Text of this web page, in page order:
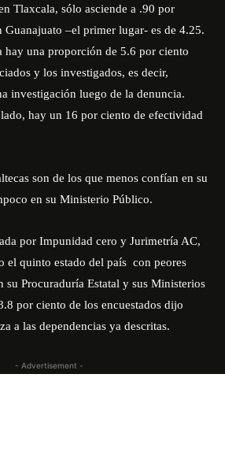
Tlaxcala, sólo asciende a .90 por
Guanajuato –el primer lugar- es de 4.25.
hay una proporción de 5.6 por ciento
y los investigados, es decir,
investigación luego de la denuncia.
hay un 16 por ciento de efectividad
son de los que menos confían en su
en su Ministerio Público.
por Impunidad cero y Jurimetría AC,
el quinto estado del país con peores
su Procuraduría Estatal y sus Ministerios
por ciento de los encuestados dijo
a las dependencias ya descritas.
- Advertisement -